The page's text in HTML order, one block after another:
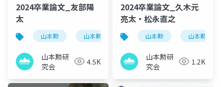
2024卒業論文_友部陽
太
山本勲 山本勲研究会 計量経済 stata
山本勲研
究会
4.5K
2024卒業論文_久木元
亮太・松永直之
山本勲 山本勲研究
山本勲研
究会
1.2K